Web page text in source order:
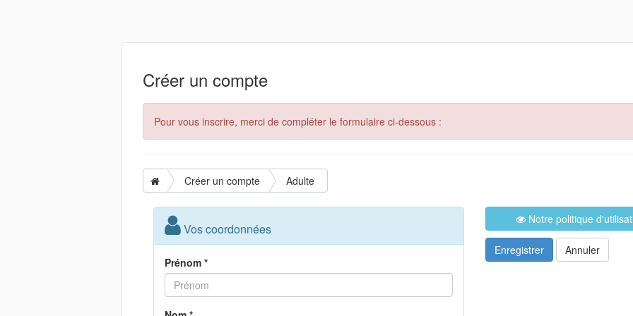
Créer un compte
Pour vous inscrire, merci de compléter le formulaire ci-dessous :
Créer un compte Adulte
Vos coordonnées
Prénom *
Notre politique
Enregistrer Annuler